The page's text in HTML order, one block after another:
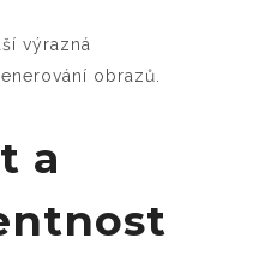
výrazná
obrazů.
a